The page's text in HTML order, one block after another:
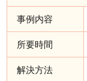
事例内容
所要時間
解決方法